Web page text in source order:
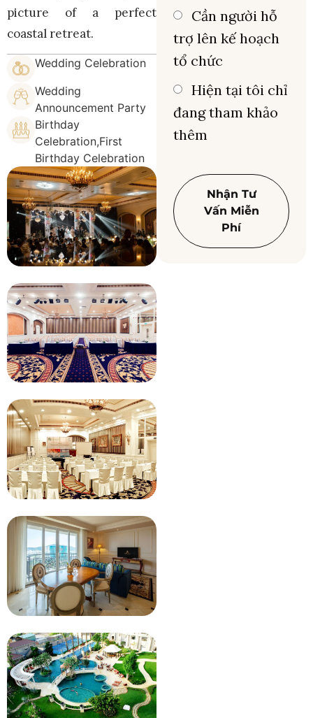
picture of a perfect
coastal retreat.
Wedding Celebration
Wedding
Announcement Party
Birthday
Celebration,First
Birthday Celebration
Cần người hỗ
trợ lên kế hoạch
tổ chức
Hiện tại tôi chỉ
đang tham khảo
thêm
Nhận Tư
Vấn Miễn
Phí